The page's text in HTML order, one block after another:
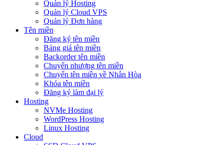
Quản lý Hosting
Quản lý Cloud VPS
Quản lý Đơn hàng
Tên miền
Đăng ký tên miền
Bảng giá tên miền
Backorder tên miền
Chuyển nhượng tên miền
Chuyển tên miền về Nhân Hòa
Khóa tên miền
Đăng ký làm đại lý
Hosting
NVMe Hosting
WordPress Hosting
Linux Hosting
Cloud